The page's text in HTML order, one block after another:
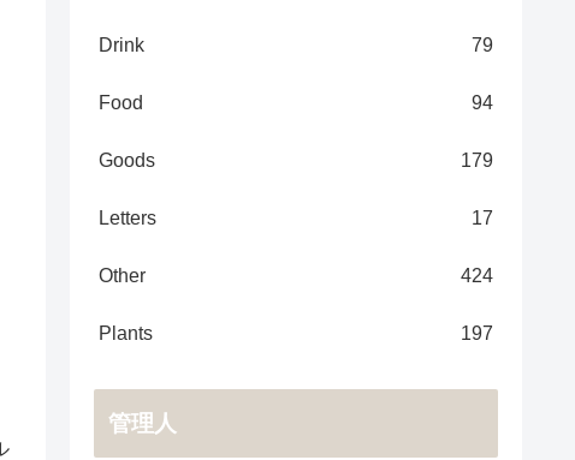
Drink 79
Food 94
Goods 179
Letters 17
Other 424
Plants 197
管理人